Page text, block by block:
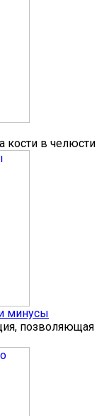
кости в челюсти
минусы
позволяющая